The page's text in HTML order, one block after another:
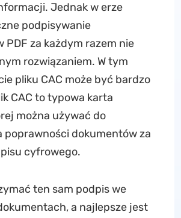
Jednak w erze
podpisywanie
PDF za każdym razem nie
rozwiązaniem. W tym
pliku CAC może być bardzo
CAC to typowa karta
można używać do
poprawności dokumentów za
cyfrowego.
ten sam podpis we
a najlepsze jest